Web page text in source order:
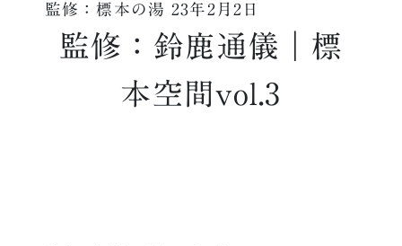
監修：標本の湯 23年2月2日
監修：鈴鹿通儀｜標
本空間vol.3